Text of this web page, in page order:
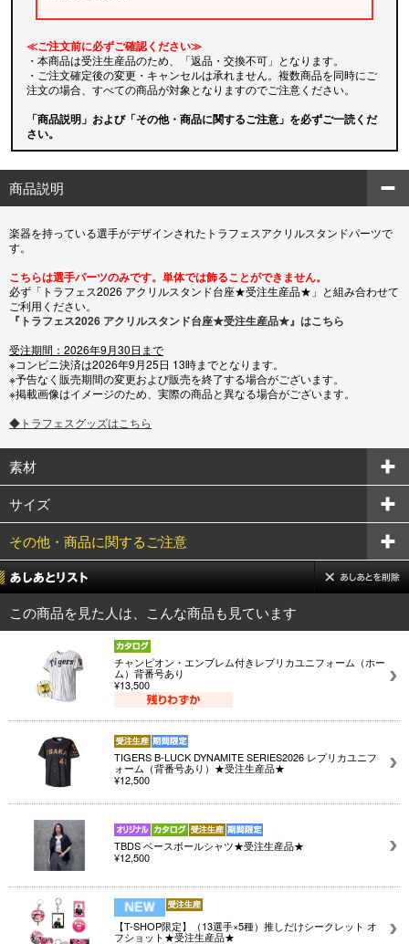
≪ご注文前に必ずご確認ください≫
・本商品は受注生産品のため、「返品・交換不可」となります。
・ご注文確定後の変更・キャンセルは承れません。複数商品を同時にご
注文の場合、すべての商品が対象となりますのでご注意ください。
「商品説明」および「その他・商品に関するご注意」を必ずご一読くだ
さい。
商品説明
楽器を持っている選手がデザインされたトラフェスアクリルスタンドパーツで
す。
こちらは選手パーツのみです。単体では飾ることができません。
必ず「トラフェス2026 アクリルスタンド台座★受注生産品★」と組み合わせて
ご利用ください。
『トラフェス2026 アクリルスタンド台座★受注生産品★』はこちら
受注期間：2026年9月30日まで
※コンビニ決済は2026年9月25日 13時までとなります。
※予告なく販売期間の変更および販売を終了する場合がございます。
※掲載画像はイメージのため、実際の商品と異なる場合がございます。
◆トラフェスグッズはこちら
素材
サイズ
その他・商品に関するご注意
この商品を見た人は、こんな商品も見ています
チャンピオン・エンブレム付きレプリカユニフォーム（ホー
ム）背番号あり
¥13,500
TIGERS B-LUCK DYNAMITE SERIES2026 レプリカユニフ
ォーム（背番号あり）★受注生産品★
¥12,500
TBDS ベースボールシャツ★受注生産品★
¥12,500
【T-SHOP限定】（13選手×5種）推しだけシークレット オ
フショット★受注生産品★